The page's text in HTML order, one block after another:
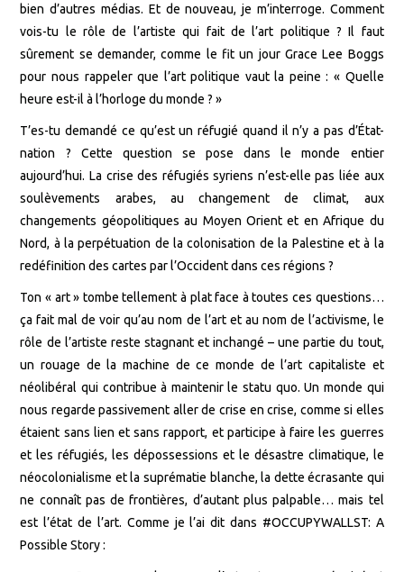
bien d’autres médias. Et de nouveau, je m’interroge. Comment
vois-tu le rôle de l’artiste qui fait de l’art politique ? Il faut
sûrement se demander, comme le fit un jour Grace Lee Boggs
pour nous rappeler que l’art politique vaut la peine : « Quelle
heure est-il à l’horloge du monde ? »
T’es-tu demandé ce qu’est un réfugié quand il n’y a pas d’État-
nation ? Cette question se pose dans le monde entier
aujourd’hui. La crise des réfugiés syriens n’est-elle pas liée aux
soulèvements arabes, au changement de climat, aux
changements géopolitiques au Moyen Orient et en Afrique du
Nord, à la perpétuation de la colonisation de la Palestine et à la
redéfinition des cartes par l’Occident dans ces régions ?
Ton « art » tombe tellement à plat face à toutes ces questions…
ça fait mal de voir qu’au nom de l’art et au nom de l’activisme, le
rôle de l’artiste reste stagnant et inchangé – une partie du tout,
un rouage de la machine de ce monde de l’art capitaliste et
néolibéral qui contribue à maintenir le statu quo. Un monde qui
nous regarde passivement aller de crise en crise, comme si elles
étaient sans lien et sans rapport, et participe à faire les guerres
et les réfugiés, les dépossessions et le désastre climatique, le
néocolonialisme et la suprématie blanche, la dette écrasante qui
ne connaît pas de frontières, d’autant plus palpable… mais tel
est l’état de l’art. Comme je l’ai dit dans #OCCUPYWALLST: A
Possible Story :